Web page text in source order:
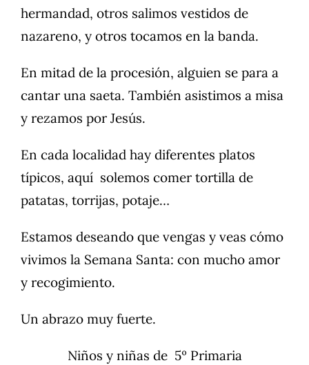
hermandad, otros salimos vestidos de
nazareno, y otros tocamos en la banda.
En mitad de la procesión, alguien se para a
cantar una saeta. También asistimos a misa
y rezamos por Jesús.
En cada localidad hay diferentes platos
típicos, aquí solemos comer tortilla de
patatas, torrijas, potaje…
Estamos deseando que vengas y veas cómo
vivimos la Semana Santa: con mucho amor
y recogimiento.
Un abrazo muy fuerte.
Niños y niñas de 5º Primaria